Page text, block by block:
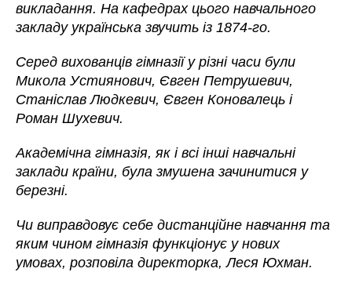
викладання. На кафедрах цього навчального
закладу українська звучить із 1874-го.
Серед вихованців гімназії у різні часи були
Микола Устиянович, Євген Петрушевич,
Станіслав Людкевич, Євген Коновалець і
Роман Шухевич.
Академічна гімназія, як і всі інші навчальні
заклади країни, була змушена зачинитися у
березні.
Чи виправдовує себе дистанційне навчання та
яким чином гімназія функціонує у нових
умовах, розповіла директорка, Леся Юхман.